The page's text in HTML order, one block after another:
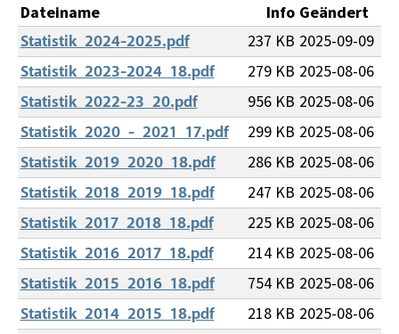
Dateiname Info Geändert
Statistik_2024-2025.pdf 237 KB 2025-09-09
Statistik_2023-2024_18.pdf 279 KB 2025-08-06
Statistik_2022-23_20.pdf 956 KB 2025-08-06
Statistik_2020_-_2021_17.pdf 299 KB 2025-08-06
Statistik_2019_2020_18.pdf 286 KB 2025-08-06
Statistik_2018_2019_18.pdf 247 KB 2025-08-06
Statistik_2017_2018_18.pdf 225 KB 2025-08-06
Statistik_2016_2017_18.pdf 214 KB 2025-08-06
Statistik_2015_2016_18.pdf 754 KB 2025-08-06
Statistik_2014_2015_18.pdf 218 KB 2025-08-06